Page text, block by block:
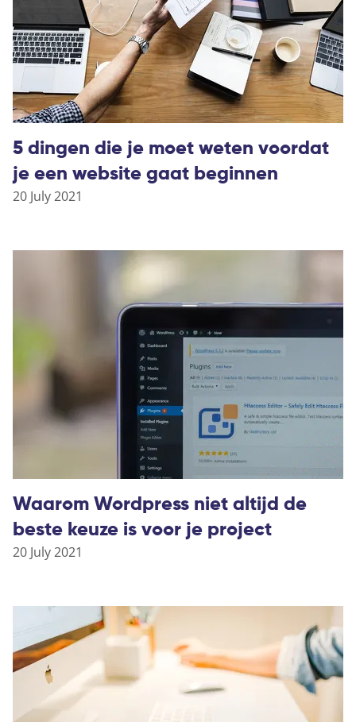
5 dingen die je moet weten voordat
je een website gaat beginnen
20 July 2021
Waarom Wordpress niet altijd de
beste keuze is voor je project
20 July 2021